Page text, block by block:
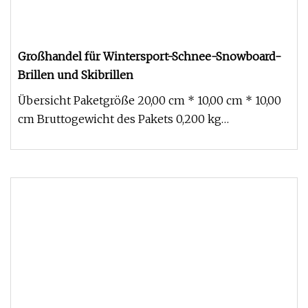
Großhandel für Wintersport-Schnee-Snowboard-
Brillen und Skibrillen
Übersicht Paketgröße 20,00 cm * 10,00 cm * 10,00
cm Bruttogewicht des Pakets 0,200 kg